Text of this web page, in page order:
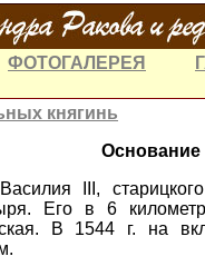
ФОТОГАЛЕРЕЯ
княгинь
Основание
,
Его в 6
В 1544 г. на